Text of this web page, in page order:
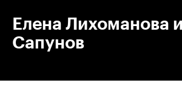
Елена Лихоманова
Сапунов